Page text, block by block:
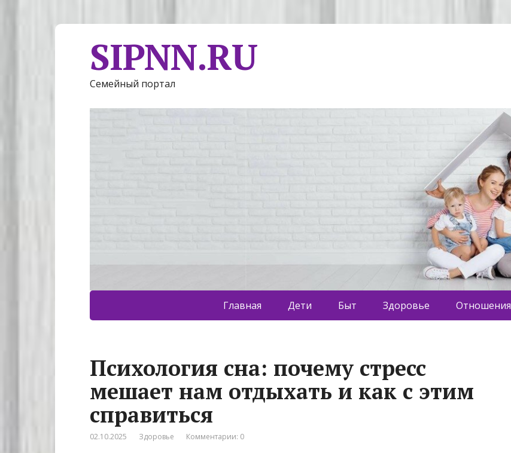
SIPNN.RU
Семейный портал
Главная Дети Быт Здоровье Отношения
Психология сна: почему стресс
мешает нам отдыхать и как с этим
справиться
02.10.2025 Здоровье Комментарии: 0